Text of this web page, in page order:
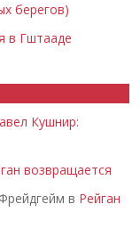
берегов)
в Гштааде
Кушнир:
возвращается
в Рейган